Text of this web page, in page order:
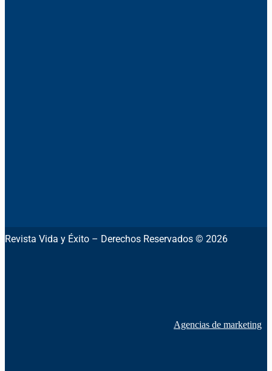
Revista Vida y Éxito – Derechos Reservados © 2026
Agencias de marketing